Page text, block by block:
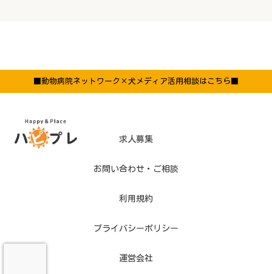
■動物病院ネットワーク×犬メディア活用相談はこちら■
求人募集
お問い合わせ・ご相談
利用規約
プライバシーポリシー
運営会社